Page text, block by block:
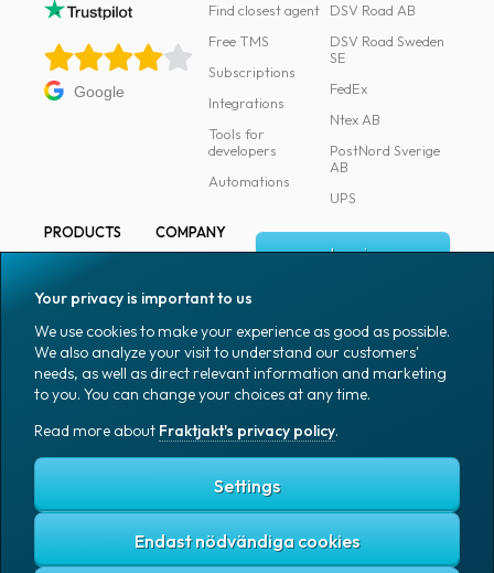
Google
Find closest agent
Free TMS
Subscriptions
Integrations
Tools for
developers
Automations
DSV Road AB
DSV Road Sweden
SE
FedEx
Ntex AB
PostNord Sverige
AB
UPS
PRODUCTS
Marking
Packaging
Packaging
accessories
Office goods
COMPANY
Media
Coworkers
Job & career
News archive
Blog
Log in
Sign up
English (US)
Fraktjakt's privacy policy
Terms and conditions
Your privacy is important to us
We use cookies to make your experience as good as possible.
We also analyze your visit to understand our customers'
needs, as well as direct relevant information and marketing
to you. You can change your choices at any time.
Read more about Fraktjakt's privacy policy.
Settings
Endast nödvändiga cookies